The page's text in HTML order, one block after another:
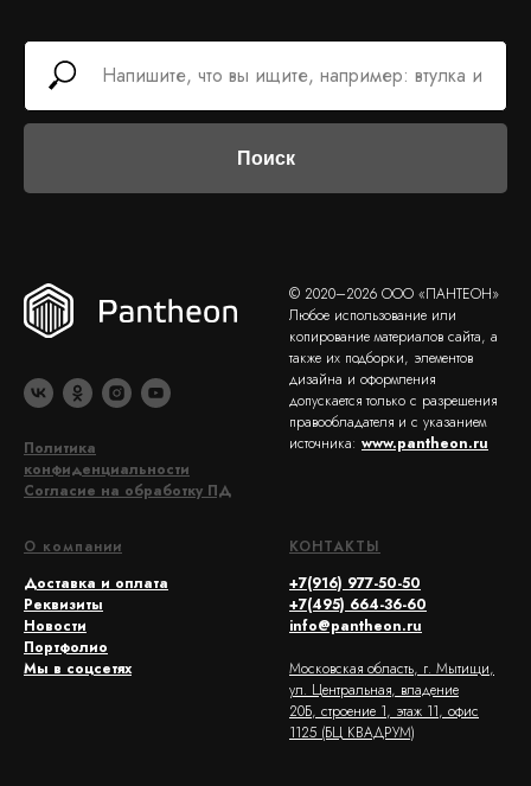
Поиск
Политика
конфиденциальности
Согласие на обработку ПД
© 2020–2026 ООО «ПАНТЕОН»
Любое использование или
копирование материалов сайта, а
также их подборки, элементов
дизайна и оформления
допускается только с разрешения
правообладателя и с указанием
источника: www.pantheon.ru
О компании
Доставка и оплата
Реквизиты
Новости
Портфолио
Мы в соцсетях
КОНТАКТЫ
+7(916) 977-50-50
+7(495) 664-36-60
info@pantheon.ru
Московская область, г. Мытищи,
ул. Центральная, владение
20Б, строение 1, этаж 11, офис
1125 (БЦ КВАДРУМ)